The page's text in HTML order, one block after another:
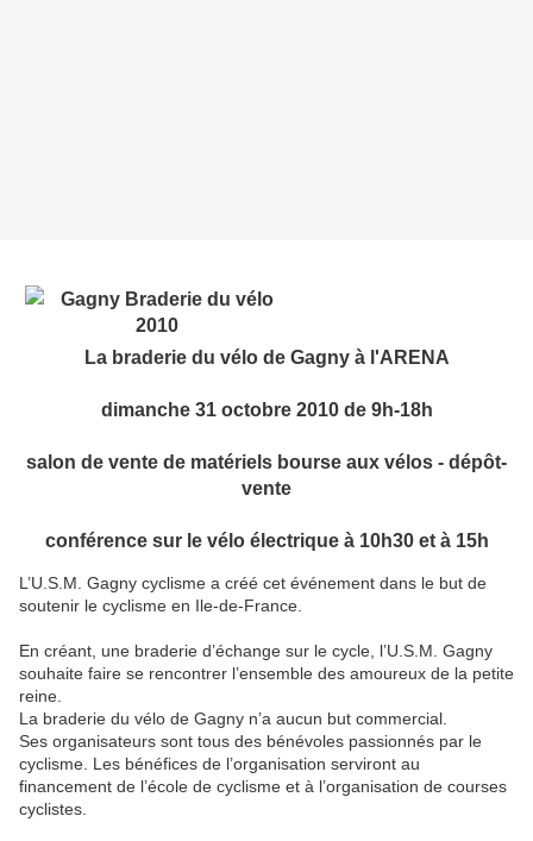
La braderie du vélo de Gagny à l'ARENA
dimanche 31 octobre 2010 de 9h-18h
salon de vente de matériels bourse aux vélos - dépôt-
vente
conférence sur le vélo électrique à 10h30 et à 15h
L’U.S.M. Gagny cyclisme a créé cet événement dans le but de
soutenir le cyclisme en Ile-de-France.
En créant, une braderie d’échange sur le cycle, l’U.S.M. Gagny
souhaite faire se rencontrer l’ensemble des amoureux de la petite
reine.
La braderie du vélo de Gagny n’a aucun but commercial.
Ses organisateurs sont tous des bénévoles passionnés par le
cyclisme. Les bénéfices de l’organisation serviront au
financement de l’école de cyclisme et à l’organisation de courses
cyclistes.